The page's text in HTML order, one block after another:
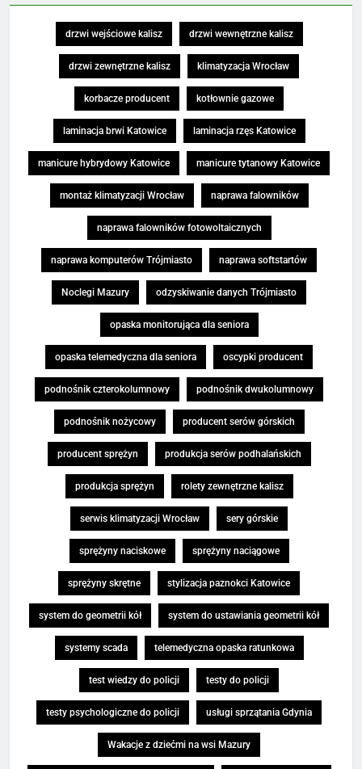
drzwi wejściowe kalisz drzwi wewnętrzne kalisz
drzwi zewnętrzne kalisz klimatyzacja Wrocław
korbacze producent kotłownie gazowe
laminacja brwi Katowice laminacja rzęs Katowice
manicure hybrydowy Katowice manicure tytanowy Katowice
montaż klimatyzacji Wrocław naprawa falowników
naprawa falowników fotowoltaicznych
naprawa komputerów Trójmiasto naprawa softstartów
Noclegi Mazury odzyskiwanie danych Trójmiasto
opaska monitorująca dla seniora
opaska telemedyczna dla seniora oscypki producent
podnośnik czterokolumnowy podnośnik dwukolumnowy
podnośnik nożycowy producent serów górskich
producent sprężyn produkcja serów podhalańskich
produkcja sprężyn rolety zewnętrzne kalisz
serwis klimatyzacji Wrocław sery górskie
sprężyny naciskowe sprężyny naciągowe
sprężyny skrętne stylizacja paznokci Katowice
system do geometrii kół system do ustawiania geometrii kół
systemy scada telemedyczna opaska ratunkowa
test wiedzy do policji testy do policji
testy psychologiczne do policji usługi sprzątania Gdynia
Wakacje z dziećmi na wsi Mazury